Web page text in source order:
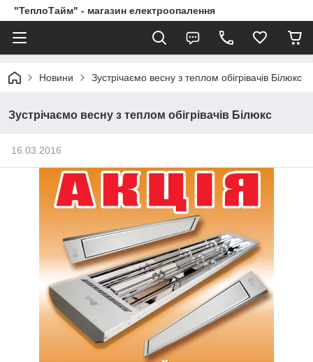
"ТеплоТайм" - магазин електроопалення
Новини Зустрічаємо весну з теплом обігрівачів Білюкс
Зустрічаємо весну з теплом обігрівачів Білюкс
16.03.2016